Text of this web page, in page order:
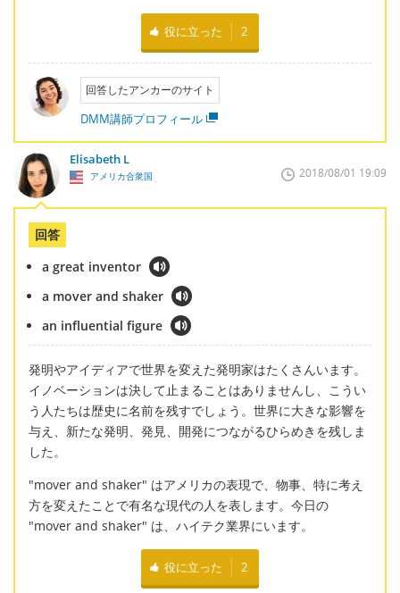
役に立った 2
回答したアンカーのサイト
DMM講師プロフィール
Elisabeth L
アメリカ合衆国 2018/08/01 19:09
回答
a great inventor
a mover and shaker
an influential figure
発明やアイディアで世界を変えた発明家はたくさんいます。
イノベーションは決して止まることはありませんし、こうい
う人たちは歴史に名前を残すでしょう。世界に大きな影響を
与え、新たな発明、発見、開発につながるひらめきを残しま
した。
"mover and shaker" はアメリカの表現で、物事、特に考え
方を変えたことで有名な現代の人を表します。今日の
"mover and shaker" は、ハイテク業界にいます。
役に立った 2